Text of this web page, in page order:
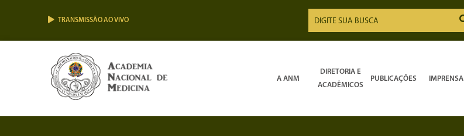
TRANSMISSÃO AO VIVO
A ANM
DIRETORIA E
ACADÊMICOS
PUBLICAÇÕES IMPRENSA